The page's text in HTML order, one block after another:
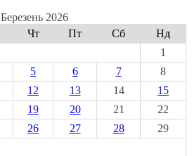
Березень 2026
Чт Пт Сб
Нд
1
5 6 7
8
12 13 14
15
19 20 21
22
26 27 28
29